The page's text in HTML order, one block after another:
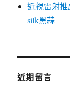
近視雷射推
silk黑蒜
近期留言